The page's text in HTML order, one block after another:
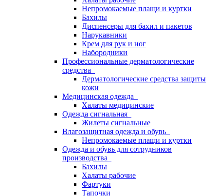
Непромокаемые плащи и куртки
Бахилы
Диспенсеры для бахил и пакетов
Нарукавники
Крем для рук и ног
Набородники
Профессиональные дерматологические
средства
Дерматологические средства защиты
кожи
Медицинская одежда
Халаты медицинские
Одежда сигнальная
Жилеты сигнальные
Влагозащитная одежда и обувь
Непромокаемые плащи и куртки
Одежда и обувь для сотрудников
производства
Бахилы
Халаты рабочие
Фартуки
Тапочки